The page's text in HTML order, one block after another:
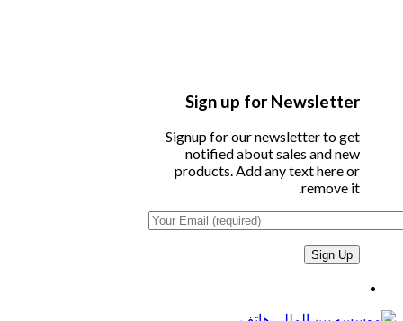
Sign up for Newsletter
Signup for our newsletter to get
notified about sales and new
products. Add any text here or
remove it.